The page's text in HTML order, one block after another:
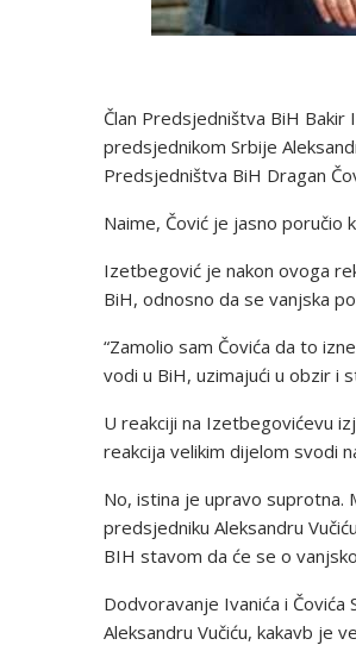
Član Predsjedništva BiH
predsjednikom Srbije
Predsjedništva BiH Dragan
Naime, Čović je jasno poručio
Izetbegović je nakon ovoga
BiH, odnosno da se vanjska
“Zamolio sam Čovića da to
vodi u BiH, uzimajući u obzir i
U reakciji na Izetbegovićevu
reakcija velikim dijelom svodi
No, istina je upravo suprotna.
predsjedniku Aleksandru
BIH stavom da će se o
Dodvoravanje Ivanića i
Aleksandru Vučiću, kakavb je